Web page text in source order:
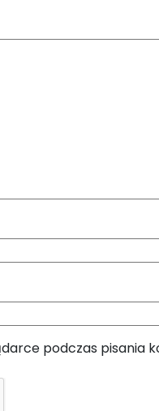
podczas pisania